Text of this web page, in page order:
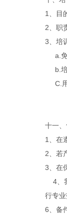
1、目
2、职
3、培
a.免
b.培
C.用
十一
1、在
2、若
3、在
4、
行专
6、备